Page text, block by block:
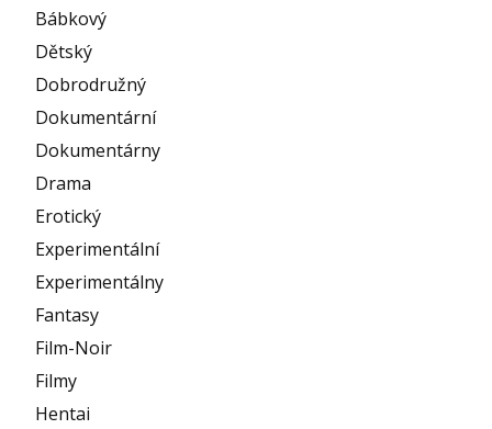
Bábkový
Dětský
Dobrodružný
Dokumentární
Dokumentárny
Drama
Erotický
Experimentální
Experimentálny
Fantasy
Film-Noir
Filmy
Hentai